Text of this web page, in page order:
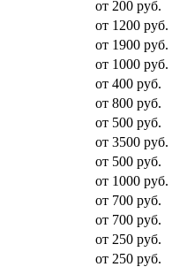
от 200 руб.
от 1200 руб.
от 1900 руб.
от 1000 руб.
от 400 руб.
от 800 руб.
от 500 руб.
от 3500 руб.
от 500 руб.
от 1000 руб.
от 700 руб.
от 700 руб.
от 250 руб.
от 250 руб.